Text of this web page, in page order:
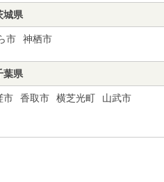
城県
市 神栖市
葉県
市 香取市 横芝光町
山武市